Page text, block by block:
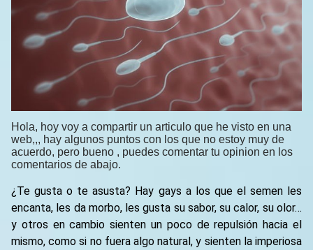
Hola, hoy voy a compartir un articulo que he visto en una
web,,, hay algunos puntos con los que no estoy muy de
acuerdo, pero bueno , puedes comentar tu opinion en los
comentarios de abajo.
¿Te gusta o te asusta? Hay gays a los que el semen les
encanta, les da morbo, les gusta su sabor, su calor, su olor…
y otros en cambio sienten un poco de repulsión hacia el
mismo, como si no fuera algo natural, y sienten la imperiosa